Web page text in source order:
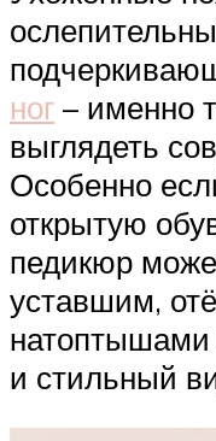
ног – именно
выглядеть
Особенно
открытую
педикюр
уставшим,
натоптышами
и стильный